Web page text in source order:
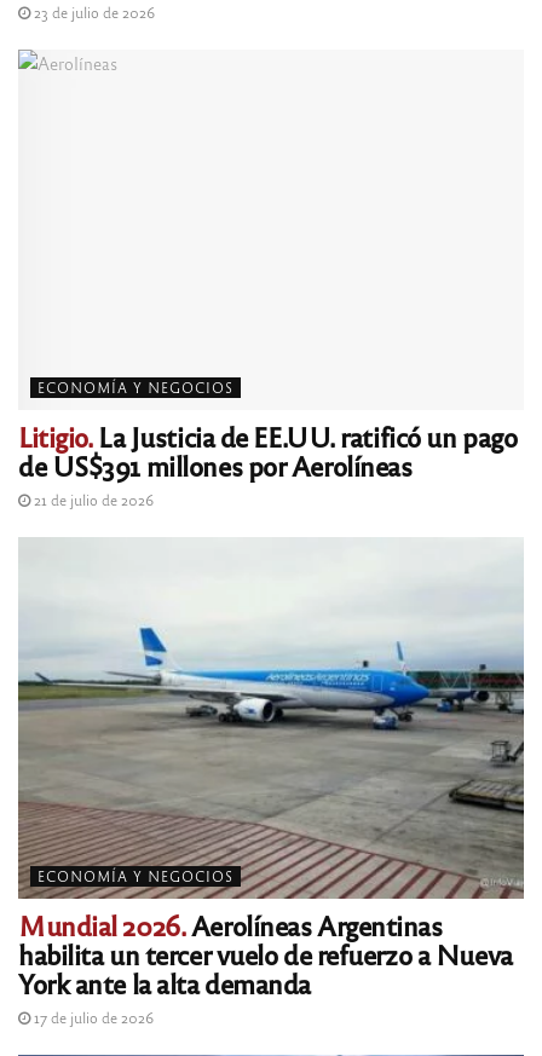
23 de julio de 2026
ECONOMÍA Y NEGOCIOS
Litigio.La Justicia de EE.UU. ratificó un pago
de US$391 millones por Aerolíneas
21 de julio de 2026
ECONOMÍA Y NEGOCIOS
Mundial 2026.Aerolíneas Argentinas
habilita un tercer vuelo de refuerzo a Nueva
York ante la alta demanda
17 de julio de 2026